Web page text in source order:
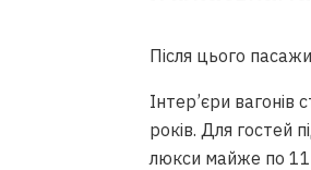
Після цього
Інтер’єри
років. Для гостей
люкси майже по 11